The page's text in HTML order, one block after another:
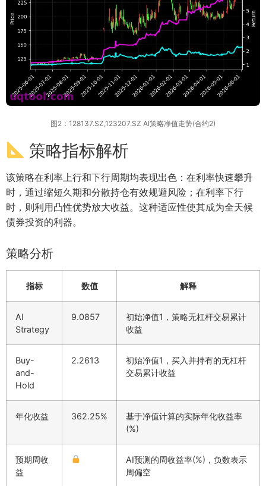
图2：128137.SZ,123207.SZ AI策略净值走势(合约2)
策略指标解析
该策略在利率上行和下行周期均表现出色：在利率快速攀升
时，通过缩短久期和分散持仓有效规避风险；在利率下行
时，则利用凸性优势放大收益。这种适应性使其成为全天候
债券投资的利器。
策略分析
指标 数值 解释
AI
Strategy
9.0857
初始净值1，策略无杠杆交易累计
收益
Buy-
and-
Hold
2.2613
初始净值1，买入并持有的无杠杆
交易累计收益
年化收益 362.25%
基于净值计算的实际年化收益率
(%)
预期周收
益
AI预测的周收益率(%)，负数表示
周偏空